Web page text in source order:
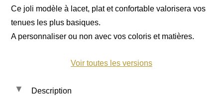
Ce joli modèle à lacet, plat et confortable valorisera vos
tenues les plus basiques.
A personnaliser ou non avec vos coloris et matières.
Voir toutes les versions
Description